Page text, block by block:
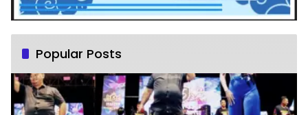
Popular Posts